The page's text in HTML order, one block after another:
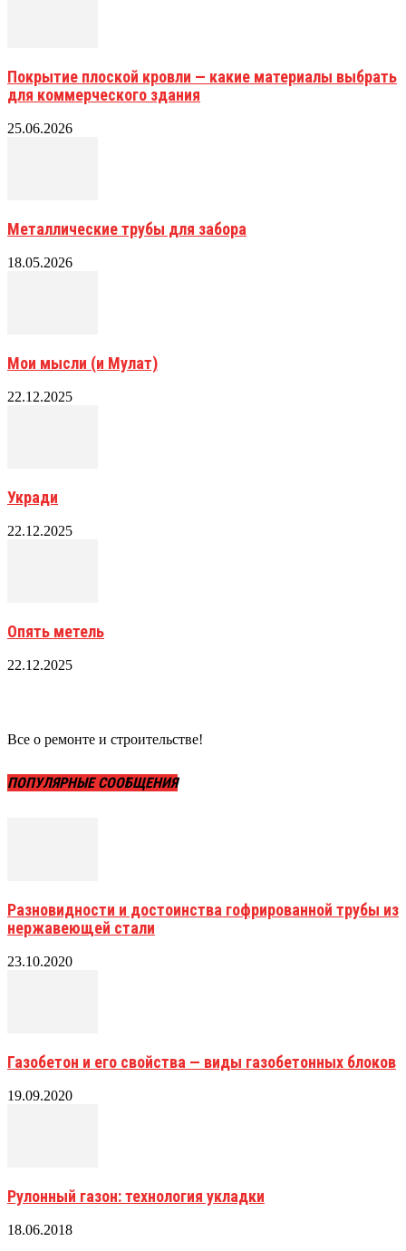
Покрытие плоской кровли — какие материалы выбрать
для коммерческого здания
25.06.2026
Металлические трубы для забора
18.05.2026
Мои мысли (и Мулат)
22.12.2025
Укради
22.12.2025
Опять метель
22.12.2025
Все о ремонте и строительстве!
ПОПУЛЯРНЫЕ СООБЩЕНИЯ
Разновидности и достоинства гофрированной трубы из
нержавеющей стали
23.10.2020
Газобетон и его свойства — виды газобетонных блоков
19.09.2020
Рулонный газон: технология укладки
18.06.2018